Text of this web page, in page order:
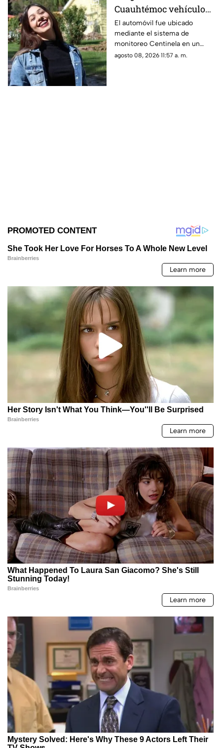
Cuauhtémoc vehículo
relacionado con
investigación por
feminicidio de Adriana
El automóvil fue ubicado
mediante el sistema de
monitoreo Centinela en un
estacionamiento cercano al
agosto 08, 2026 11:57 a. m.